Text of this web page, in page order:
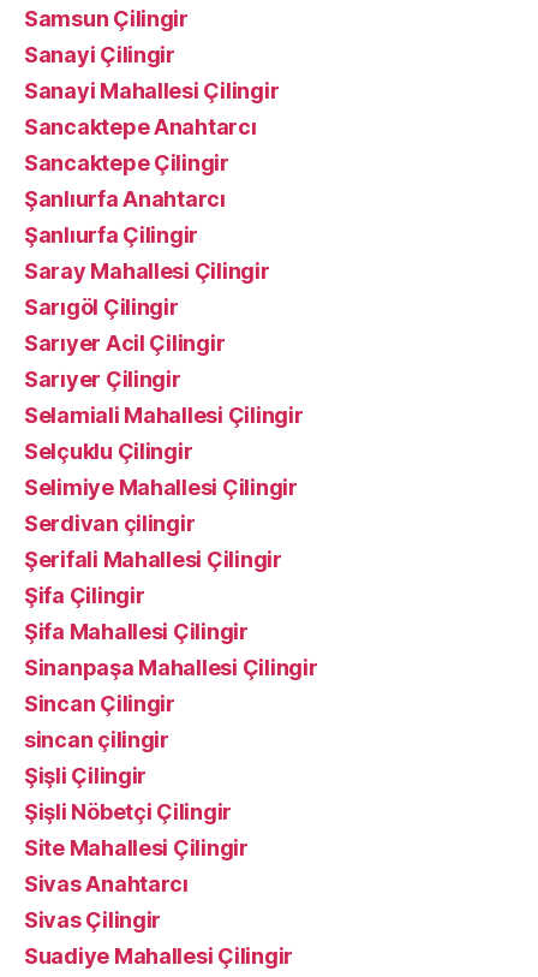
Samsun Çilingir
Sanayi Çilingir
Sanayi Mahallesi Çilingir
Sancaktepe Anahtarcı
Sancaktepe Çilingir
Şanlıurfa Anahtarcı
Şanlıurfa Çilingir
Saray Mahallesi Çilingir
Sarıgöl Çilingir
Sarıyer Acil Çilingir
Sarıyer Çilingir
Selamiali Mahallesi Çilingir
Selçuklu Çilingir
Selimiye Mahallesi Çilingir
Serdivan çilingir
Şerifali Mahallesi Çilingir
Şifa Çilingir
Şifa Mahallesi Çilingir
Sinanpaşa Mahallesi Çilingir
Sincan Çilingir
sincan çilingir
Şişli Çilingir
Şişli Nöbetçi Çilingir
Site Mahallesi Çilingir
Sivas Anahtarcı
Sivas Çilingir
Suadiye Mahallesi Çilingir